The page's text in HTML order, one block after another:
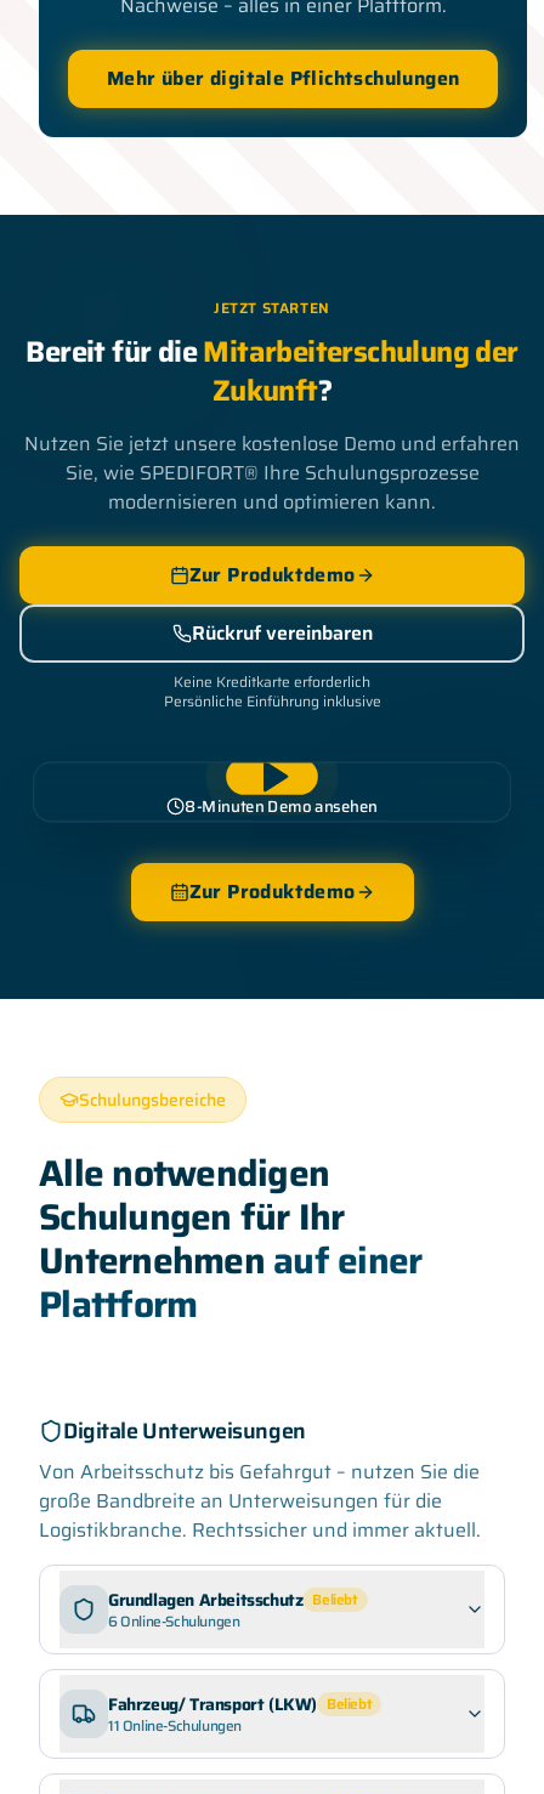
Mehr über digitale Pflichtschulungen
JETZT STARTEN
Bereit für dieMitarbeiterschulung der
Zukunft?
Nutzen Sie jetzt unsere kostenlose Demo und erfahren
Sie, wie SPEDIFORT® Ihre Schulungsprozesse
modernisieren und optimieren kann.
Zur Produktdemo
Rückruf vereinbaren
Keine Kreditkarte erforderlich
Persönliche Einführung inklusive
8-Minuten Demo ansehen
Zur Produktdemo
Schulungsbereiche
Alle notwendigen
Schulungen für Ihr
Unternehmenauf einer
Plattform
Digitale Unterweisungen
Von Arbeitsschutz bis Gefahrgut – nutzen Sie die
große Bandbreite an Unterweisungen für die
Logistikbranche. Rechtssicher und immer aktuell.
Grundlagen Arbeitsschutz Beliebt
6Online-Schulungen
Fahrzeug/ Transport (LKW) Beliebt
11Online-Schulungen